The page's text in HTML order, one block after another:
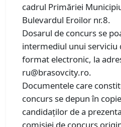
cadrul Primăriei
Bulevardul Eroilor nr.8.
Dosarul de concurs se
intermediul unui serviciu
format electronic, la
ru@brasovcity.ro.
Documentele care
concurs se depun în
candidaților de a